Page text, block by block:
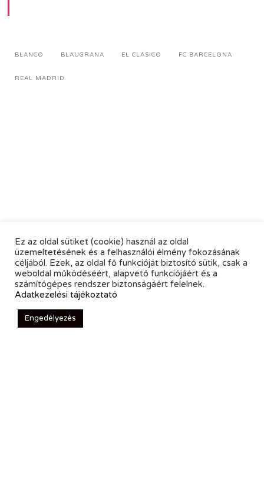
BLANCO BLAUGRANA EL CLÁSICO FC BARCELONA
REAL MADRID
Ez az oldal sütiket (cookie) használ az oldal
üzemeltetésének és a felhasználói élmény fokozásának
céljából. Ezek, az oldal fő funkcióját biztosító sütik, csak a
weboldal működéséért, alapvető funkciójáért és a
számítógépes rendszer biztonságáért felelnek.
Adatkezelési tájékoztató
Engedélyezés